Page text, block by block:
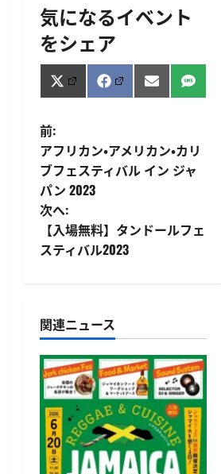
気になるイベント
をシェア
Share
on
X
(Twitter)
Share
on
FacebookShare
on
EmailShare
on
SMS
投
稿
ナ
ビ
シ
ョ
ン
前:
アフリカン・アメリカン・カリ
ブフェスティバル イン ジャ
パン 2023
次へ:
【入場無料】タンドールフェ
スティバル2023
関連ニュース